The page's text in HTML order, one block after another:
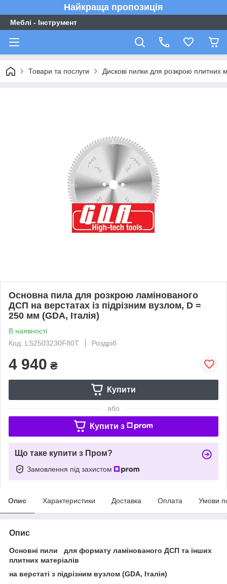
Найкраща пропозиція
Меблі - Інструмент
Товари та послуги Дискові пилки для розкрою плитних
Основна пила для розкрою ламінованого
ДСП на верстатах із підрізним вузлом, D =
250 мм (GDA, Італія)
В наявності
Код: LS2503230F80T
Роздріб
4 940 ₴
Купити
або
Купити з
Що таке купити з Пром?
Замовлення під захистом
Опис Характеристики Доставка Оплата Умови
Опис
Основні пили для формату ламінованого ДСП та інших
плитних матеріалів
на верстаті з підрізним вузлом (GDA, Італія)